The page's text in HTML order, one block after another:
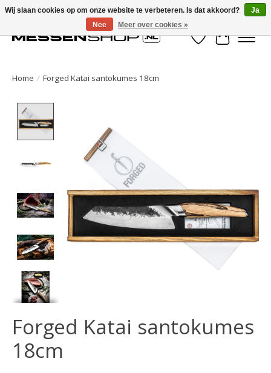
Verlanglijst
Home / Forged Katai santokumes 18cm
Forged Katai santokumes
18cm
Wij slaan cookies op om onze website te verbeteren. Is dat akkoord?
Ja
Nee
Meer over cookies »